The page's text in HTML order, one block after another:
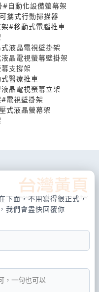
#自動化設備螢幕架
可攜式行動掃描器
#移動式電腦推車
液晶電視壁掛架
晶電視螢幕壁掛架
支撐架
醫療推車
晶電視螢幕立架
#電視壁掛架
式液晶螢幕架
下面，不用寫得很正式，
我們會盡快回覆你